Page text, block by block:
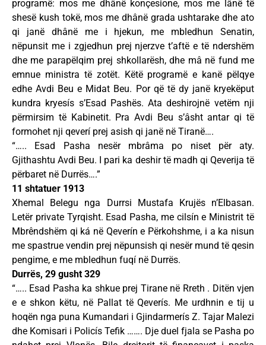
programë: mos me dhânë konçesione, mos me lânë të
shesë kush tokë, mos me dhânë grada ushtarake dhe ato
qi janë dhânë me i hjekun, me mbledhun Senatin,
nëpunsit me i zgjedhun prej njerzve t’aftë e të ndershëm
dhe me parapëlqim prej shkollarësh, dhe mâ në fund me
emnue ministra të zotët. Këtë programë e kanë pëlqye
edhe Avdi Beu e Midat Beu. Por që të dy janë kryekëput
kundra kryesís s’Esad Pashës. Ata deshirojnë vetëm nji
përmirsim të Kabinetit. Pra Avdi Beu s’âsht antar qi të
formohet nji qeverí prej asish qi janë në Tiranë….
“….. Esad Pasha nesër mbrâma po niset për aty.
Gjithashtu Avdi Beu. I pari ka deshir të madh qi Qeverija të
përbaret në Durrës….”
11 shtatuer 1913
Xhemal Belegu nga Durrsi Mustafa Krujës n’Elbasan.
Letër private Tyrqisht. Esad Pasha, me cilsín e Ministrit të
Mbrêndshëm qi ká në Qeverín e Përkohshme, i a ka nisun
me spastrue vendin prej nëpunsish qi nesër mund të qesin
pengime, e me mbledhun fuqí në Durrës.
Durrës, 29 gusht 329
“….. Esad Pasha ka shkue prej Tirane në Rreth . Ditën vjen
e e shkon këtu, në Pallat të Qeverís. Me urdhnin e tij u
hoqën nga puna Kumandari i Gjindarmerís Z. Tajar Malezi
dhe Komisari i Policís Tefik ……. Dje duel fjala se Pasha po